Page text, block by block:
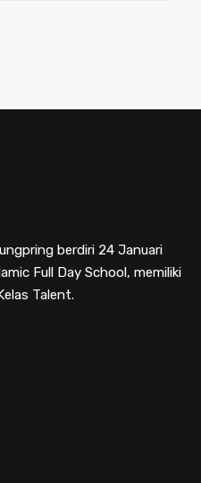
berdiri 24 Januari
Full Day School, memiliki
Talent.